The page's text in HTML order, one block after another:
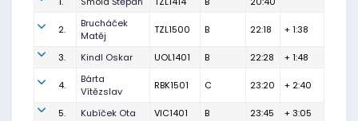
2.
Brucháček
Matěj
TZL1500 B 22:18 + 1:38
3. Kindl Oskar UOL1401 B 22:28 + 1:48
4.
Bárta
Vítězslav
RBK1501 C 23:20 + 2:40
5. Kubíček Ota VIC1401 B 23:45 + 3:05